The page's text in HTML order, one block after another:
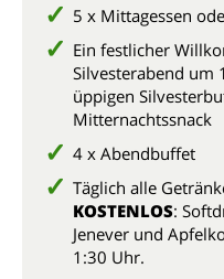
5 x Mittagessen
Ein festlicher
Silvesterabend um
üppigen
Mitternachtssnack
4 x Abendbuffet
Täglich alle
KOSTENLOS:
Jenever und
1:30 Uhr.